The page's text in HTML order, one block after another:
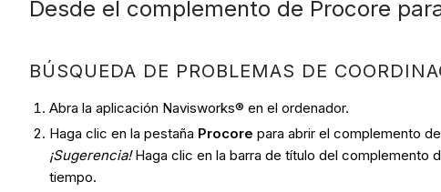
Desde el complemento de Procore
BÚSQUEDA DE PROBLEMAS DE
Abra la aplicación Navisworks® en el ordenador.
Haga clic en la pestaña Procore para abrir el complemento
¡Sugerencia!Haga clic en la barra de título del complemento
tiempo.